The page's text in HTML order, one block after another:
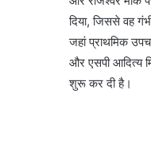
दिया, जिससे वह
जहां प्राथमिक
और एसपी आदित्य
शुरू कर दी है।